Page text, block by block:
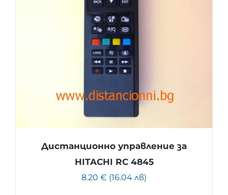
Дистанционно управление за
HITACHI RC 4845
8.20 € (16.04 лв)